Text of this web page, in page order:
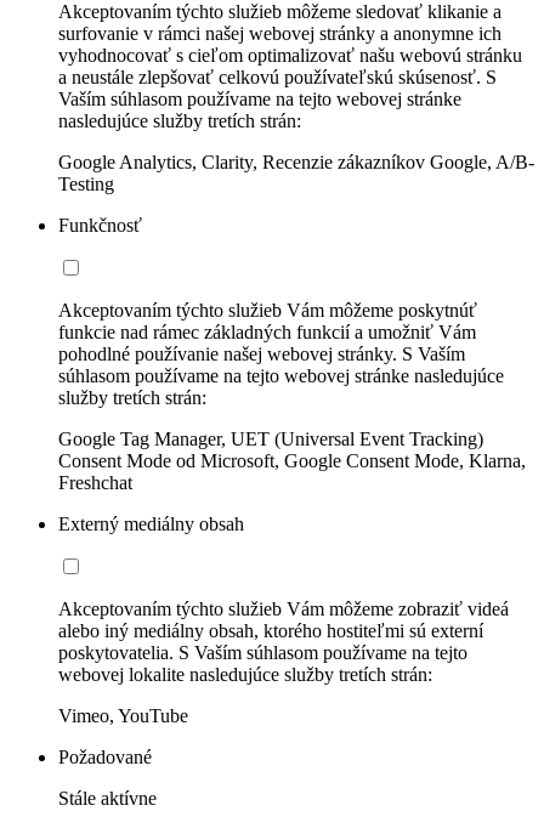
Akceptovaním týchto služieb môžeme sledovať klikanie a
surfovanie v rámci našej webovej stránky a anonymne ich
vyhodnocovať s cieľom optimalizovať našu webovú stránku
a neustále zlepšovať celkovú používateľskú skúsenosť. S
Vaším súhlasom používame na tejto webovej stránke
nasledujúce služby tretích strán:
Google Analytics, Clarity, Recenzie zákazníkov Google, A/B-
Testing
Funkčnosť
Akceptovaním týchto služieb Vám môžeme poskytnúť
funkcie nad rámec základných funkcií a umožniť Vám
pohodlné používanie našej webovej stránky. S Vaším
súhlasom používame na tejto webovej stránke nasledujúce
služby tretích strán:
Google Tag Manager, UET (Universal Event Tracking)
Consent Mode od Microsoft, Google Consent Mode, Klarna,
Freshchat
Externý mediálny obsah
Akceptovaním týchto služieb Vám môžeme zobraziť videá
alebo iný mediálny obsah, ktorého hostiteľmi sú externí
poskytovatelia. S Vaším súhlasom používame na tejto
webovej lokalite nasledujúce služby tretích strán:
Vimeo, YouTube
Požadované
Stále aktívne